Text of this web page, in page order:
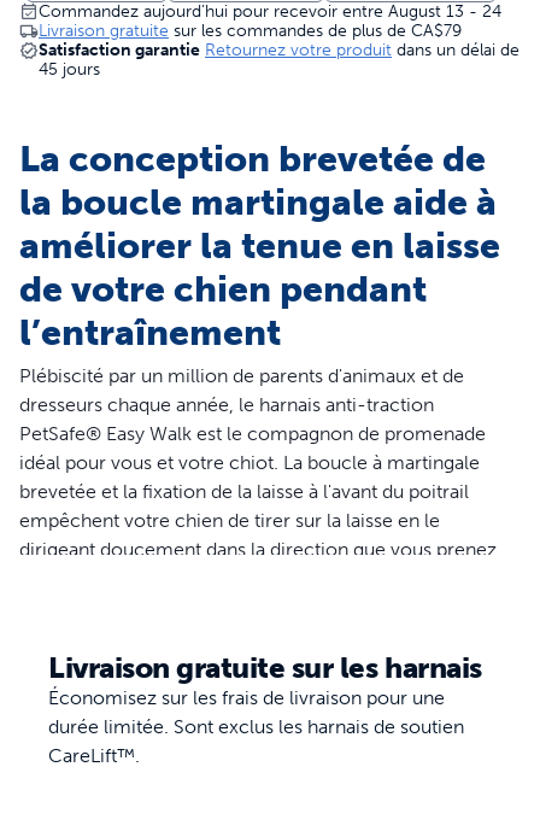
Commandez aujourd’hui pour recevoir entre August 13 - 24
Livraison gratuite sur les commandes de plus de CA$79
Satisfaction garantie Retournez votre produit dans un délai de
45 jours
La conception brevetée de
la boucle martingale aide à
améliorer la tenue en laisse
de votre chien pendant
l’entraînement
Plébiscité par un million de parents d'animaux et de
dresseurs chaque année, le harnais anti-traction
PetSafe® Easy Walk est le compagnon de promenade
idéal pour vous et votre chiot. La boucle à martingale
brevetée et la fixation de la laisse à l'avant du poitrail
empêchent votre chien de tirer sur la laisse en le
dirigeant doucement dans la direction que vous prenez.
les chiens qui tirent peu ou modérément sur leur laisse, il
est disponible dans une variété de couleurs et de
modèles pour permettre à votre chiot de se promener
avec classe. S'ajustant parfaitement en quelques minutes,
Livraison gratuite sur les harnais
Économisez sur les frais de livraison pour une
durée limitée. Sont exclus les harnais de soutien
CareLift™.